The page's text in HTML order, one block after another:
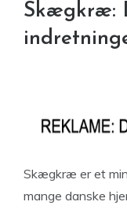
Skægkræ:
Skægkræ er et
mange danske